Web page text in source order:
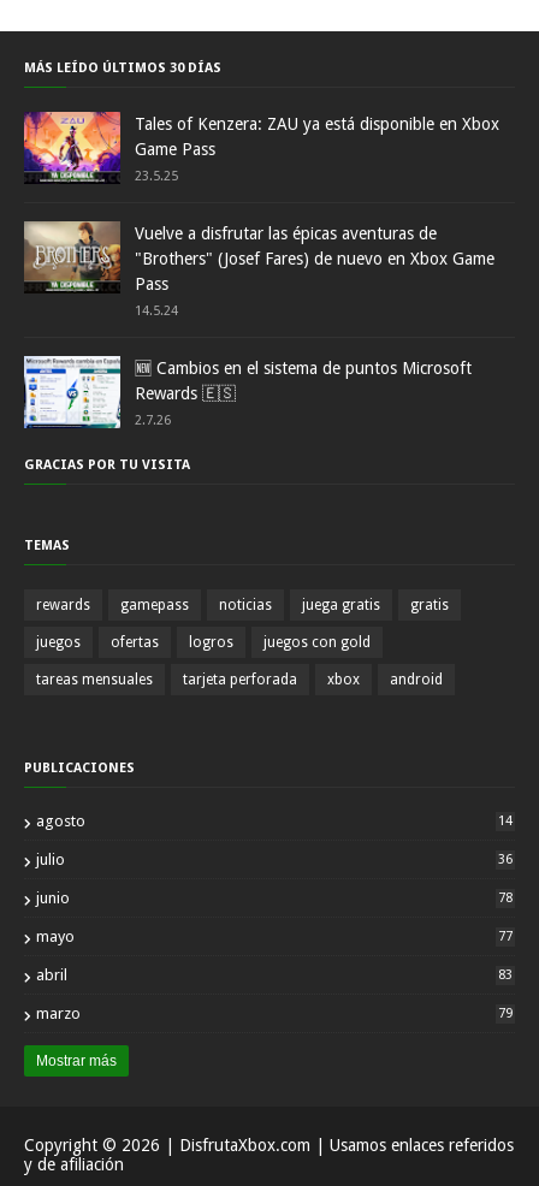
MÁS LEÍDO ÚLTIMOS 30 DÍAS
Tales of Kenzera: ZAU ya está disponible en Xbox
Game Pass
23.5.25
Vuelve a disfrutar las épicas aventuras de
"Brothers" (Josef Fares) de nuevo en Xbox Game
Pass
14.5.24
🆕 Cambios en el sistema de puntos Microsoft
Rewards 🇪🇸
2.7.26
GRACIAS POR TU VISITA
TEMAS
rewards gamepass noticias juega gratis gratis
juegos ofertas logros juegos con gold
tareas mensuales tarjeta perforada xbox android
PUBLICACIONES
agosto 14
julio 36
junio 78
mayo 77
abril 83
marzo 79
Mostrar más
Copyright © 2026 | DisfrutaXbox.com | Usamos enlaces referidos
y de afiliación